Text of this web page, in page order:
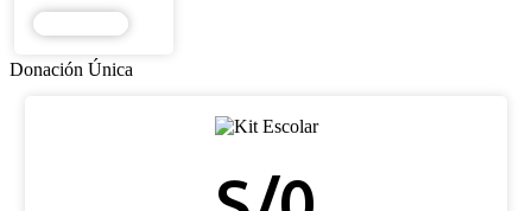
DONAR
Donación Única